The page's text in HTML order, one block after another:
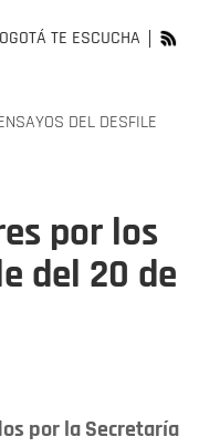
TE ESCUCHA
DEL DESFILE
por los
del 20 de
por la Secretaría